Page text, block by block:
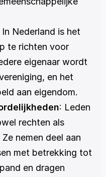
In Nederland is het
te richten voor
eigenaar wordt
en het
aan eigendom.
: Leden
rechten als
nemen deel aan
met betrekking tot
en dragen